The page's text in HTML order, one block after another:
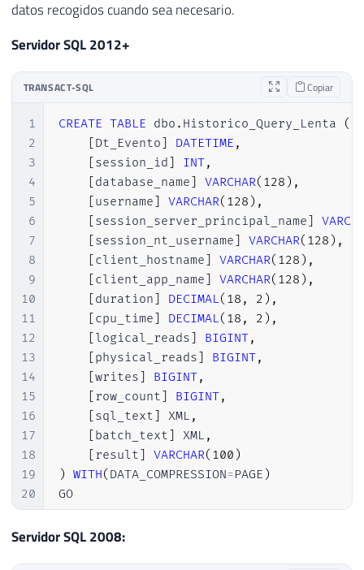
39
41
42
43
GO
-- Ativa o Extended Event
ALTER EVENT SESSION [Query Lenta] ON
GO
datos recogidos cuando sea necesario.
Servidor SQL 2012+
TRANSACT-SQL Copiar
1
2
3
4
5
6
7
8
9
10
11
12
13
14
15
16
17
18
19
20
21
22
CREATE TABLE dbo . Historico_Query_Lenta
(
[Dt_Evento] DATETIME ,
[session_id] INT,
[database_name] VARCHAR( 128 ) ,
[username] VARCHAR( 128 ) ,
[session_server_principal_name]
[session_nt_username] VARCHAR( 128 ) ,
[client_hostname] VARCHAR( 128 ) ,
[client_app_name] VARCHAR( 128 ) ,
[duration] DECIMAL( 18 , 2 ) ,
[cpu_time] DECIMAL( 18 , 2 ) ,
[logical_reads] BIGINT,
[physical_reads] BIGINT,
[writes] BIGINT,
[row_count] BIGINT,
[sql_text] XML ,
[batch_text] XML ,
[result] VARCHAR( 100 )
) WITH( DATA_COMPRESSION=PAGE )
GO
CREATE CLUSTERED
Servidor SQL 2008: